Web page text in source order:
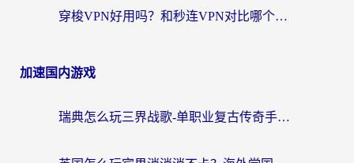
穿梭VPN好用吗？和秒连VPN对比哪个回国效果更好？海外党亲测实用指南
加速国内游戏
瑞典怎么玩三界战歌-单职业复古传奇手游？海外党国服游戏加速终极指南